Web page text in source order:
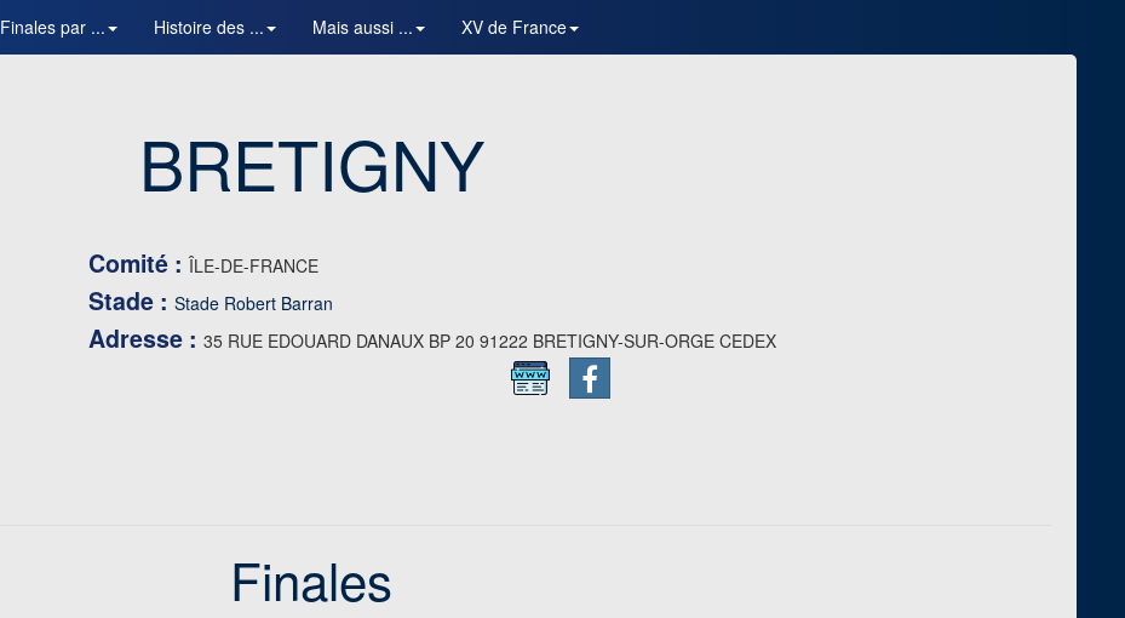
Finales par ... Histoire des ... Mais aussi ... XV de France
BRETIGNY
Comité : ÎLE-DE-FRANCE
Stade : Stade Robert Barran
Adresse : 35 RUE EDOUARD DANAUX BP 20 91222 BRETIGNY-SUR-ORGE CEDEX
Finales